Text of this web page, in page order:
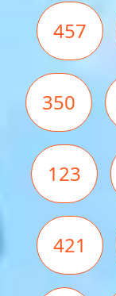
457
350
123
421